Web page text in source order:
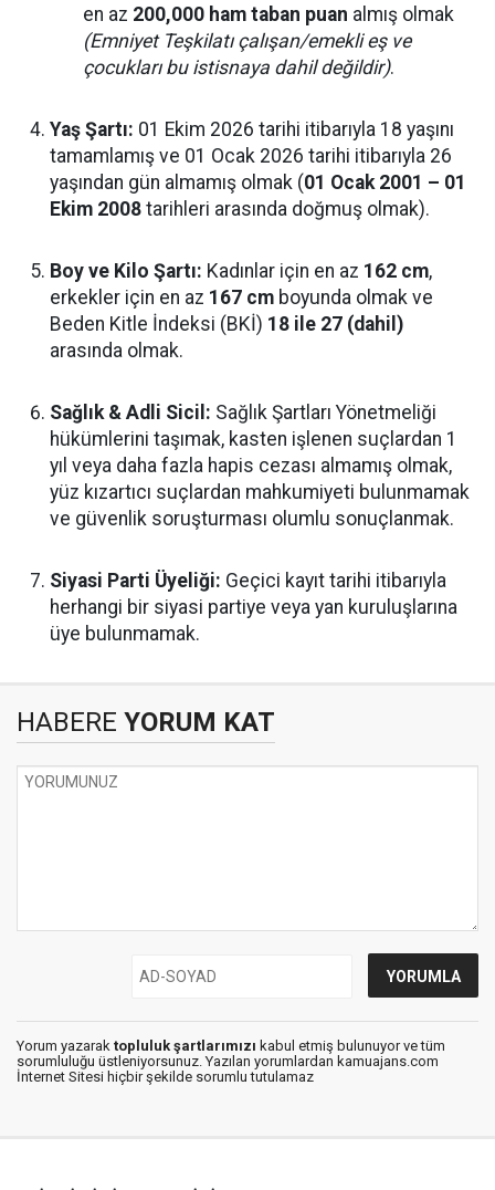
en az 200,000 ham taban puan almış olmak
(Emniyet Teşkilatı çalışan/emekli eş ve
çocukları bu istisnaya dahil değildir).
Yaş Şartı: 01 Ekim 2026 tarihi itibarıyla 18 yaşını
tamamlamış ve 01 Ocak 2026 tarihi itibarıyla 26
yaşından gün almamış olmak (01 Ocak 2001 – 01
Ekim 2008 tarihleri arasında doğmuş olmak).
Boy ve Kilo Şartı: Kadınlar için en az 162 cm,
erkekler için en az 167 cm boyunda olmak ve
Beden Kitle İndeksi (BKİ) 18 ile 27 (dahil)
arasında olmak.
Sağlık & Adli Sicil: Sağlık Şartları Yönetmeliği
hükümlerini taşımak, kasten işlenen suçlardan 1
yıl veya daha fazla hapis cezası almamış olmak,
yüz kızartıcı suçlardan mahkumiyeti bulunmamak
ve güvenlik soruşturması olumlu sonuçlanmak.
Siyasi Parti Üyeliği: Geçici kayıt tarihi itibarıyla
herhangi bir siyasi partiye veya yan kuruluşlarına
üye bulunmamak.
HABERE YORUM KAT
Yorum yazarak topluluk şartlarımızı kabul etmiş bulunuyor ve tüm
sorumluluğu üstleniyorsunuz. Yazılan yorumlardan kamuajans.com
İnternet Sitesi hiçbir şekilde sorumlu tutulamaz